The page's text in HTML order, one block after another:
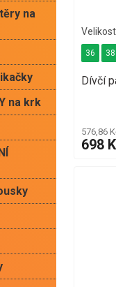
na
na krk
Dívčí
576,86
698
36 38